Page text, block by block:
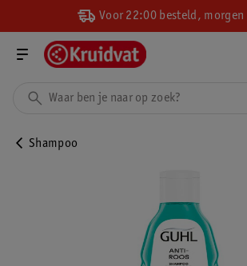
Voor 22:00 besteld, morgen
Shampoo